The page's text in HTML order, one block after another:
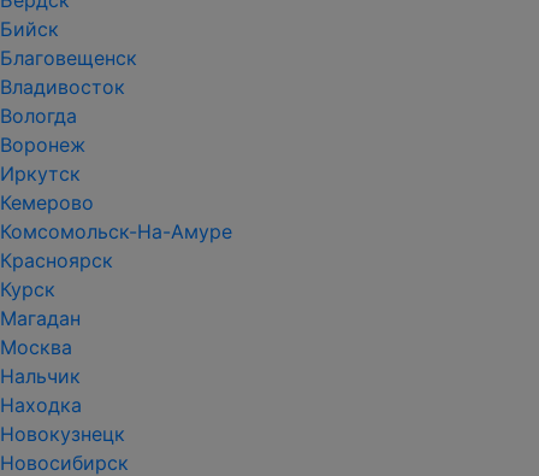
Бийск
Благовещенск
Владивосток
Вологда
Воронеж
Иркутск
Кемерово
Комсомольск-На-Амуре
Красноярск
Курск
Магадан
Москва
Нальчик
Находка
Новокузнецк
Новосибирск